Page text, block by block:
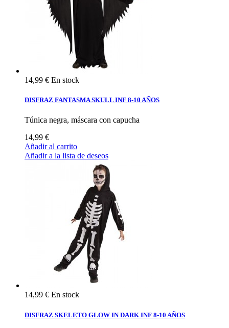
14,99 € En stock
DISFRAZ FANTASMA SKULL INF 8-10 AÑOS
Túnica negra, máscara con capucha
14,99 €
Añadir al carrito
Añadir a la lista de deseos
14,99 € En stock
DISFRAZ SKELETO GLOW IN DARK INF 8-10 AÑOS